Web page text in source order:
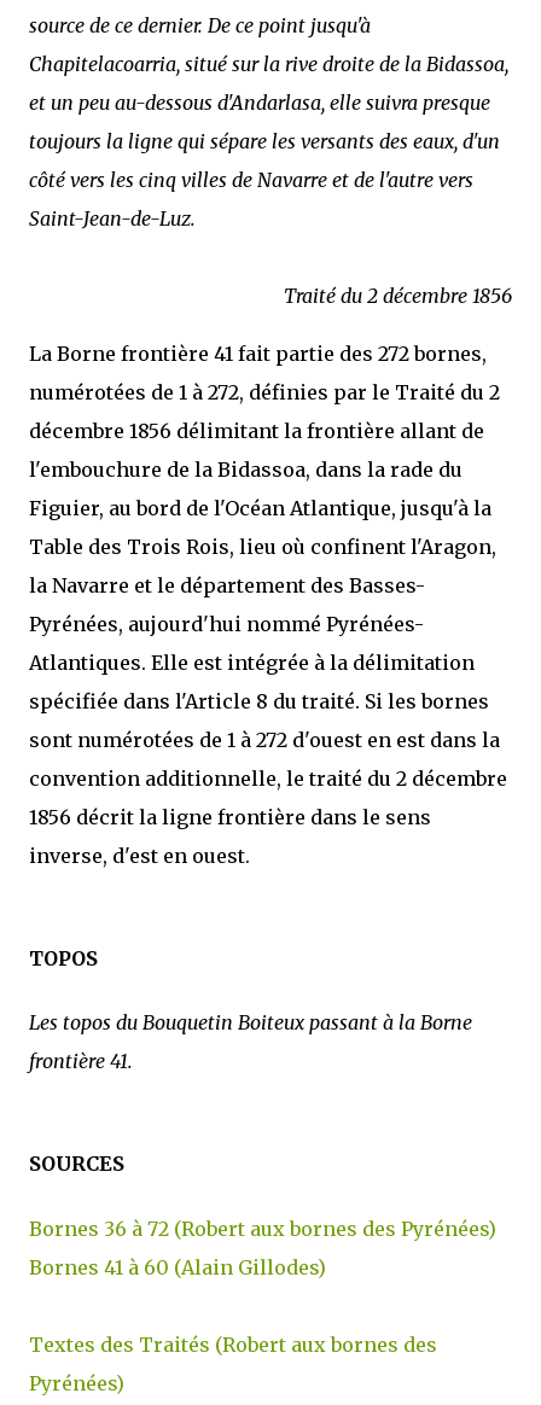
source de ce dernier. De ce point jusqu'à
Chapitelacoarria, situé sur la rive droite de la Bidassoa,
et un peu au-dessous d'Andarlasa, elle suivra presque
toujours la ligne qui sépare les versants des eaux, d'un
côté vers les cinq villes de Navarre et de l'autre vers
Saint-Jean-de-Luz.
Traité du 2 décembre 1856
La Borne frontière 41 fait partie des 272 bornes,
numérotées de 1 à 272, définies par le Traité du 2
décembre 1856 délimitant la frontière allant de
l'embouchure de la Bidassoa, dans la rade du
Figuier, au bord de l'Océan Atlantique, jusqu'à la
Table des Trois Rois, lieu où confinent l'Aragon,
la Navarre et le département des Basses-
Pyrénées, aujourd'hui nommé Pyrénées-
Atlantiques. Elle est intégrée à la délimitation
spécifiée dans l'Article 8 du traité. Si les bornes
sont numérotées de 1 à 272 d'ouest en est dans la
convention additionnelle, le traité du 2 décembre
1856 décrit la ligne frontière dans le sens
inverse, d'est en ouest.
TOPOS
Les topos du Bouquetin Boiteux passant à la Borne
frontière 41.
SOURCES
Bornes 36 à 72 (Robert aux bornes des Pyrénées)
Bornes 41 à 60 (Alain Gillodes)
Textes des Traités (Robert aux bornes des
Pyrénées)